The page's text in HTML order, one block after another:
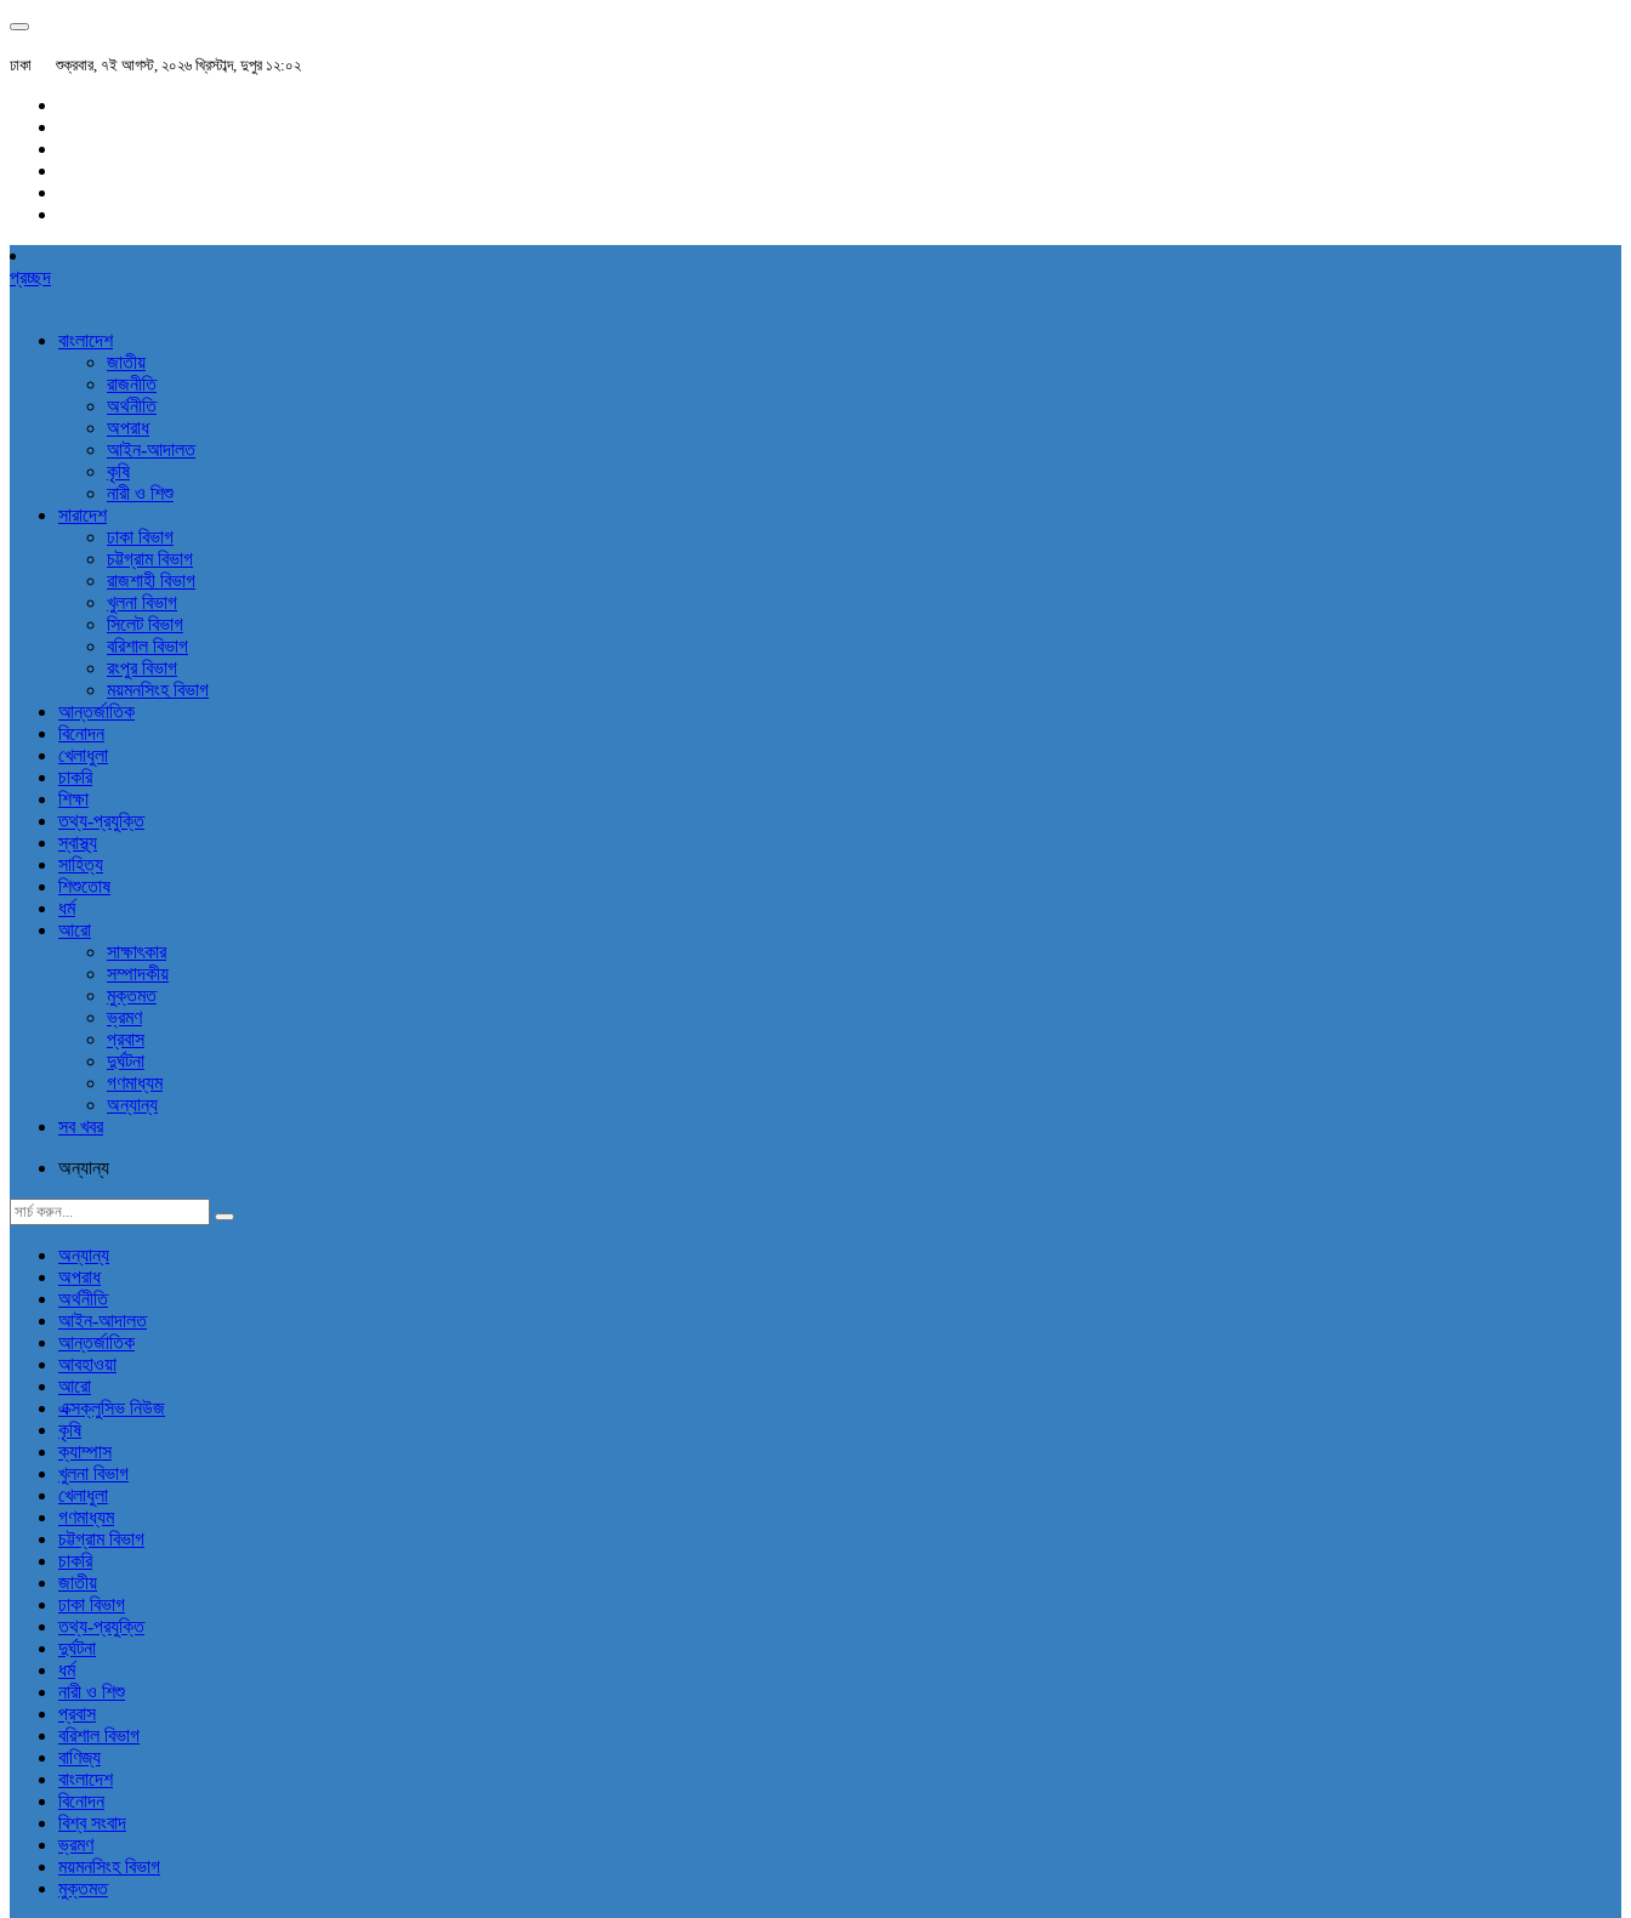
ঢাকা শুক্রবার, ৭ই আগস্ট, ২০২৬ খ্রিস্টাব্দ, দুপুর ১২:০২
প্রচ্ছদ
বাংলাদেশ
জাতীয়
রাজনীতি
অর্থনীতি
অপরাধ
আইন-আদালত
কৃষি
নারী ও শিশু
সারাদেশ
ঢাকা বিভাগ
চট্টগ্রাম বিভাগ
রাজশাহী বিভাগ
খুলনা বিভাগ
সিলেট বিভাগ
বরিশাল বিভাগ
রংপুর বিভাগ
ময়মনসিংহ বিভাগ
আন্তর্জাতিক
বিনোদন
খেলাধুলা
চাকরি
শিক্ষা
তথ্য-প্রযুক্তি
স্বাস্থ্য
সাহিত্য
শিশুতোষ
ধর্ম
আরো
সাক্ষাৎকার
সম্পাদকীয়
মুক্তমত
ভ্রমণ
প্রবাস
দুর্ঘটনা
গণমাধ্যম
অন্যান্য
সব খবর
অন্যান্য
অন্যান্য
অপরাধ
অর্থনীতি
আইন-আদালত
আন্তর্জাতিক
আবহাওয়া
আরো
এক্সক্লুসিভ নিউজ
কৃষি
ক্যাম্পাস
খুলনা বিভাগ
খেলাধুলা
গণমাধ্যম
চট্টগ্রাম বিভাগ
চাকরি
জাতীয়
ঢাকা বিভাগ
তথ্য-প্রযুক্তি
দুর্ঘটনা
ধর্ম
নারী ও শিশু
প্রবাস
বরিশাল বিভাগ
বাণিজ্য
বাংলাদেশ
বিনোদন
বিশ্ব সংবাদ
ভ্রমণ
ময়মনসিংহ বিভাগ
মুক্তমত